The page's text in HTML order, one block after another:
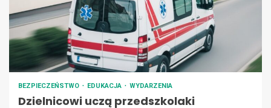
BEZPIECZEŃSTWO EDUKACJA WYDARZENIA
Dzielnicowi uczą przedszkolaki